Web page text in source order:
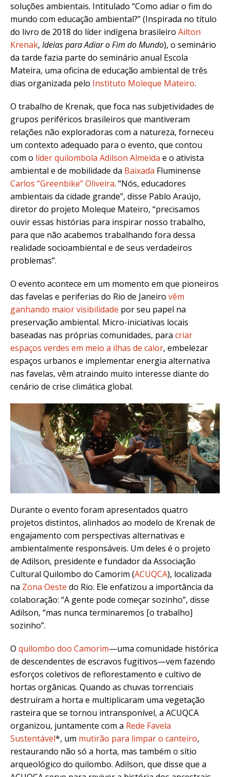
soluções ambientais. Intitulado “Como adiar o fim do
mundo com educação ambiental?” (Inspirada no título
do livro de 2018 do líder indígena brasileiro Ailton
Krenak, Ideias para Adiar o Fim do Mundo), o seminário
da tarde fazia parte do seminário anual Escola
Mateira, uma oficina de educação ambiental de três
dias organizada pelo Instituto Moleque Mateiro.
O trabalho de Krenak, que foca nas subjetividades de
grupos periféricos brasileiros que mantiveram
relações não exploradoras com a natureza, forneceu
um contexto adequado para o evento, que contou
com o líder quilombola Adilson Almeida e o ativista
ambiental e de mobilidade da Baixada Fluminense
Carlos “Greenbike” Oliveira. “Nós, educadores
ambientais da cidade grande”, disse Pablo Araújo,
diretor do projeto Moleque Mateiro, “precisamos
ouvir essas histórias para inspirar nosso trabalho,
para que não acabemos trabalhando fora dessa
realidade socioambiental e de seus verdadeiros
problemas”.
O evento acontece em um momento em que pioneiros
das favelas e periferias do Rio de Janeiro vêm
ganhando maior visibilidade por seu papel na
preservação ambiental. Micro-iniciativas locais
baseadas nas próprias comunidades, para criar
espaços verdes em meio a ilhas de calor, embelezar
espaços urbanos e implementar energia alternativa
nas favelas, vêm atraindo muito interesse diante do
cenário de crise climática global.
Durante o evento foram apresentados quatro
projetos distintos, alinhados ao modelo de Krenak de
engajamento com perspectivas alternativas e
ambientalmente responsáveis. Um deles é o projeto
de Adilson, presidente e fundador da Associação
Cultural Quilombo do Camorim (ACUQCA), localizada
na Zona Oeste do Rio. Ele enfatizou a importância da
colaboração: “A gente pode começar sozinho”, disse
Adilson, “mas nunca terminaremos [o trabalho]
sozinho”.
O quilombo doo Camorim—uma comunidade histórica
de descendentes de escravos fugitivos—vem fazendo
esforços coletivos de reflorestamento e cultivo de
hortas orgânicas. Quando as chuvas torrenciais
destruíram a horta e multiplicaram uma vegetação
rasteira que se tornou intransponível, a ACUQCA
organizou, juntamente com a Rede Favela
Sustentável*, um mutirão para limpar o canteiro,
restaurando não só a horta, mas também o sítio
arqueológico do quilombo. Adilson, que disse que a